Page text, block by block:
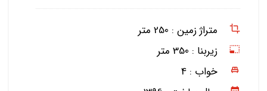
متراژ زمین : 250 متر
زیربنا : 350 متر
خواب : 4